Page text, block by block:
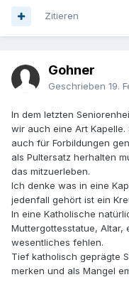
Zitieren
Gohner
Geschrieben 19.
In dem letzten
wir auch eine Art
auch für Forbildungen
als Pultersatz herhalten
das mitzuerleben.
Ich denke was in eine
jedenfall gehört ist ein
In eine Katholische
Muttergottesstatue, Altar,
wesentliches fehlen.
Tief katholisch geprägte
merken und als Mangel